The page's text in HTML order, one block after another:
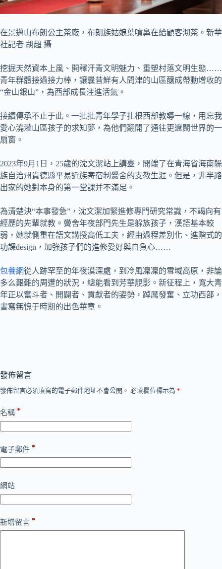
在景邁山布朗公主茶廠，布朗族姑娘葉噴鼻在給顧客沏茶。新華
社記者 胡超 攝
挖掘天然資本上風、開釋汗青文明魅力、重塑村落文明生態……
青年群體接過接力棒，讓曩昔鮮有人問津的山區釀成帶動增收的
“金山銀山”，為西部成長注進活氣。
接續傳承不止于此。一批批青年學子扎根西部教導一線，用忘我
愛心澆灌山區孩子的求知夢，為他們翻開了通往更遼闊世界的一
扇窗。
2023年9月1日，25歲的沈文潔站上講臺，開端了在青海省海南躲
族自治州貴德縣平易近族寄宿制黌舍的支教生涯。但是，非半路
出家的她對本身的第一堂課并不滿足。
為清楚決“本事發急”，沈文潔加緊進修專門研究常識，不竭向有
經歷的先輩就教。黌舍年夜部門先生是躲族孩子，漢語基本較
弱，她就側重在語文講授高低工夫，經由過程差別化、進階式的
功課design，加強孩子們的進修愛好與自負心……
包養網從人跡罕至的年夜漠深處，到冷風凜凜的雪域高原，非論
多么艱難的周遭的狀況，總能看到芳華靚影。新征程上，寬大青
年正以奮斗者、開闢者、貢獻者的姿勢，踔厲發奮、立功西部，
書寫無愧于時期的出色華章。
發佈留言
發佈留言必須填寫的電子郵件地址不會公開。 必填欄位標示為 *
名稱 *
電子郵件 *
網站
新增留言 *